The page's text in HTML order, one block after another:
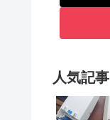
人気記事